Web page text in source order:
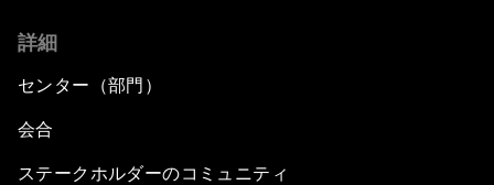
詳細
センター（部門）
会合
ステークホルダーのコミュニティ